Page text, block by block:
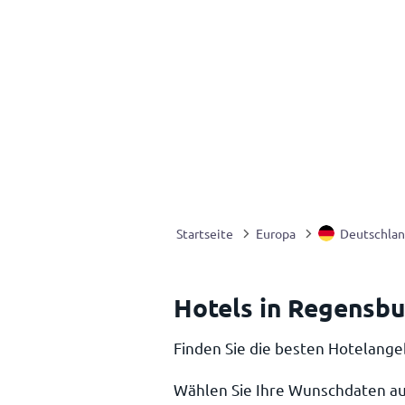
Startseite Europa
Hotels in
Finden Sie die besten
Wählen Sie Ihre Wunschdaten